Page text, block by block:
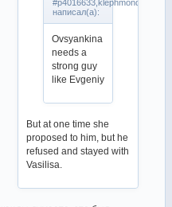
#p4016633,klephmondgreen
написал(а):
Ovsyankina
needs a
strong guy
like Evgeniy
But at one time she
proposed to him, but he
refused and stayed with
Vasilisa.